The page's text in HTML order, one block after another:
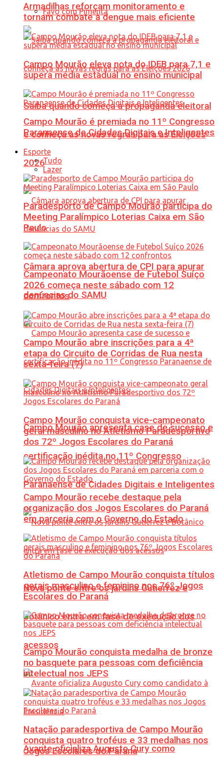
Favo com Pimenta
Saiba quando começa a propaganda eleitoral
e conheça as novas regras para as Eleições
2026
Câmara aprova abertura de CPI para apurar
denúncias do SAMU
Campo Mourão apresenta case de sucesso e
certificação inédita no 11º Congresso
Paranaense de Cidades Digitais e Inteligentes
Nova ponte entre os jardins Gutierrez e
Botânico entra em fase de execução dos
acessos
Avante oficializa Augusto Cury como
Armadilhas reforçam monitoramento e
tornam combate à dengue mais eficiente
Campo Mourão eleva nota do IDEB para 7,1 e
supera média estadual no ensino municipal
Campo Mourão é premiada no 11º Congresso
Paranaense de Cidades Digitais e Inteligentes
Esporte
Tudo
Lazer
Paradesporto de Campo Mourão participa do
Meeting Paralímpico Loterias Caixa em São
Paulo
Campeonato Mourãoense de Futebol Suíço
2026 começa neste sábado com 12
confrontos
Campo Mourão abre inscrições para a 4ª
etapa do Circuito de Corridas de Rua nesta
sexta-feira (7)
Campo Mourão conquista vice-campeonato
geral masculino no Atletismo Paradesportivo
dos 72º Jogos Escolares do Paraná
Campo Mourão recebe destaque pela
organização dos Jogos Escolares do Paraná
em parceria com o Governo do Estado
Atletismo de Campo Mourão conquista títulos
gerais masculino e feminino nos 76º Jogos
Escolares do Paraná
Campo Mourão conquista medalha de bronze
no basquete para pessoas com deficiência
intelectual nos JEPS
Natação paradesportiva de Campo Mourão
conquista quatro troféus e 33 medalhas nos
Jogos Escolares do Paraná